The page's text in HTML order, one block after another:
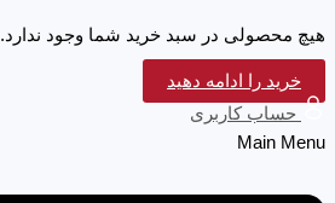
هیچ محصولی در سبد خرید شما وجود ندارد.
خرید را ادامه دهید
حساب کاربری
Main Menu